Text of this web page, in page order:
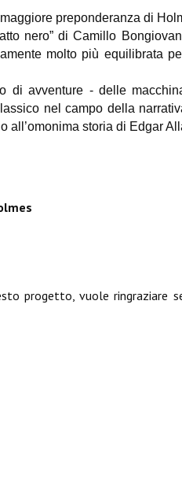
preponderanza di
nero” di Camillo
molto più equilibrata
di avventure - delle
nel campo della
all’omonima storia di Edgar
progetto, vuole ringraziare